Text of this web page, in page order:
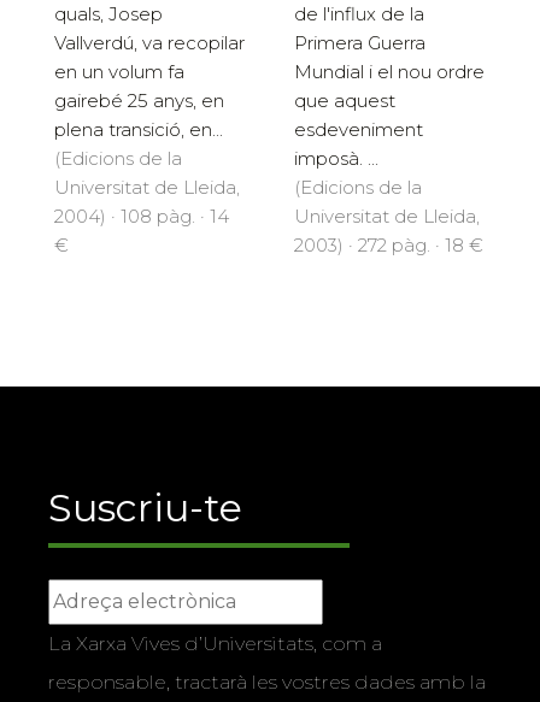
quals, Josep
Vallverdú, va recopilar
en un volum fa
gairebé 25 anys, en
plena transició, en...
(Edicions de la
Universitat de Lleida,
2004) · 108 pàg. · 14
€
de l'influx de la
Primera Guerra
Mundial i el nou ordre
que aquest
esdeveniment
imposà. ...
(Edicions de la
Universitat de Lleida,
2003) · 272 pàg. · 18 €
Suscriu-te
La Xarxa Vives d’Universitats, com a
responsable, tractarà les vostres dades amb la